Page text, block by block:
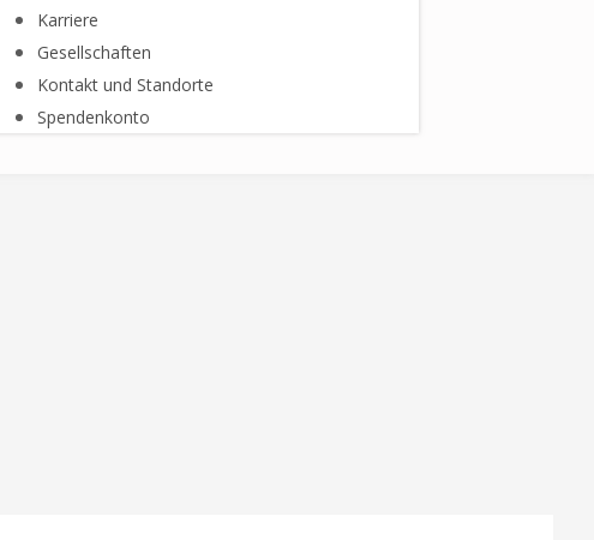
Karriere
Gesellschaften
Kontakt und Standorte
Spendenkonto